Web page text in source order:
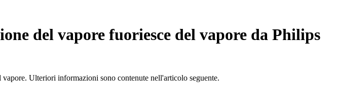
del vapore fuoriesce del vapore da Philips
Ulteriori informazioni sono contenute nell'articolo seguente.